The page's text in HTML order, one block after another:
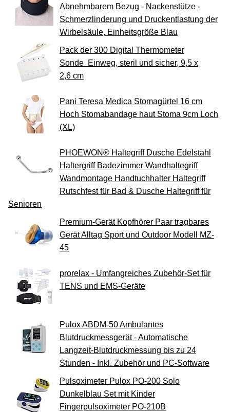
Abnehmbarem Bezug - Nackenstütze -
Schmerzlinderung und Druckentlastung der
Wirbelsäule, Einheitsgröße Blau
Pack der 300 Digital Thermometer
Sonde Einweg, steril und sicher, 9,5 x
2,6 cm
Pani Teresa Medica Stomagürtel 16 cm
Hoch Stomabandage haut Stoma 9cm Loch
(XL)
PHOEWON® Haltegriff Dusche Edelstahl
Haltergriff Badezimmer Wandhaltegriff
Wandmontage Handtuchhalter Haltegriff
Rutschfest für Bad & Dusche Haltegriff für
Senioren
Premium-Gerät Kopfhörer Paar tragbares
Gerät Alltag Sport und Outdoor Modell MZ-
45
prorelax - Umfangreiches Zubehör-Set für
TENS und EMS-Geräte
Pulox ABDM-50 Ambulantes
Blutdruckmessgerät - Automatische
Langzeit-Blutdruckmessung bis zu 24
Stunden - Inkl. Zubehör und PC-Software
Pulsoximeter Pulox PO-200 Solo
Dunkelblau Set mit Kinder
Fingerpulsoximeter PO-210B